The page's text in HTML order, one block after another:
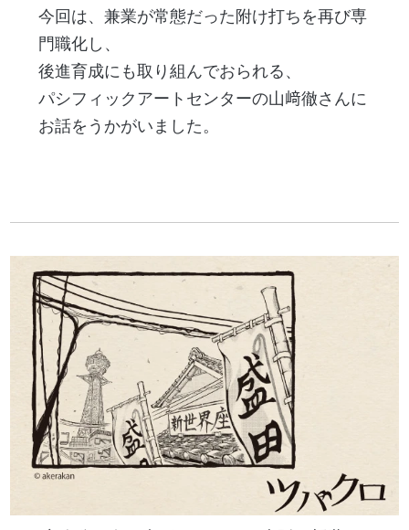
今回は、兼業が常態だった附け打ちを再び専
門職化し、
後進育成にも取り組んでおられる、
パシフィックアートセンターの山﨑徹さんに
お話をうかがいました。